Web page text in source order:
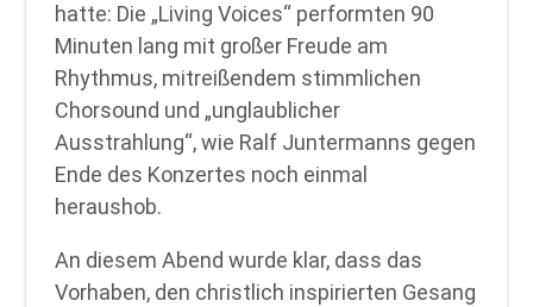
hatte: Die „Living Voices“ performten 90
Minuten lang mit großer Freude am
Rhythmus, mitreißendem stimmlichen
Chorsound und „unglaublicher
Ausstrahlung“, wie Ralf Juntermanns gegen
Ende des Konzertes noch einmal
heraushob.
An diesem Abend wurde klar, dass das
Vorhaben, den christlich inspirierten Gesang